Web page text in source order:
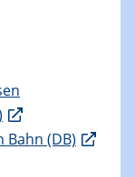
(DB)